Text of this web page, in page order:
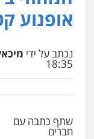
אופנוע
נכתב על ידי
18:35
שתף כתבה עם
חברים